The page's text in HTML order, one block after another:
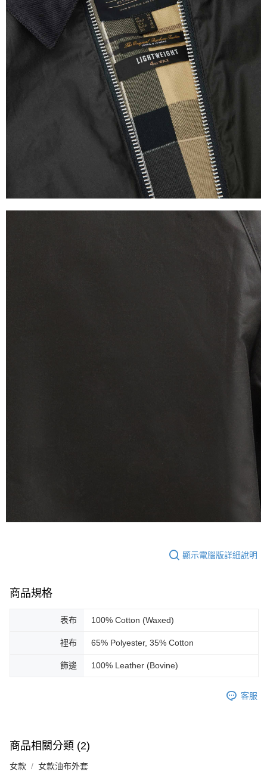
顯示電腦版詳細說明
商品規格
表布 100% Cotton (Waxed)
裡布 65% Polyester, 35% Cotton
飾邊 100% Leather (Bovine)
客服
商品相關分類 (2)
女款 女款油布外套